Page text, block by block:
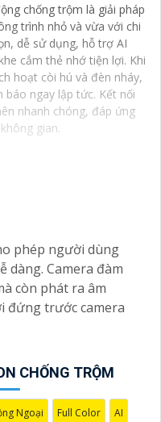
chống trộm là giải pháp
trình nhỏ và vừa với chi
dễ sử dụng, hỗ trợ AI
cắm thẻ nhớ tiện lợi. Khi
hoạt còi hú và đèn nháy,
báo ngay lập tức. Kết nối
nhanh chóng, đáp ứng
gian.
bản giới thiệu dành
đến quý vị dịch vụ
chuyên nghiệp cho
vực lắp đặt camera
chúng tôi cam kết sẽ
an ninh hiệu quả,
phép người dùng
dàng. Camera đàm
còn phát ra âm
đứng trước camera
CHỐNG TRỘM
Ngoại Full Color AI